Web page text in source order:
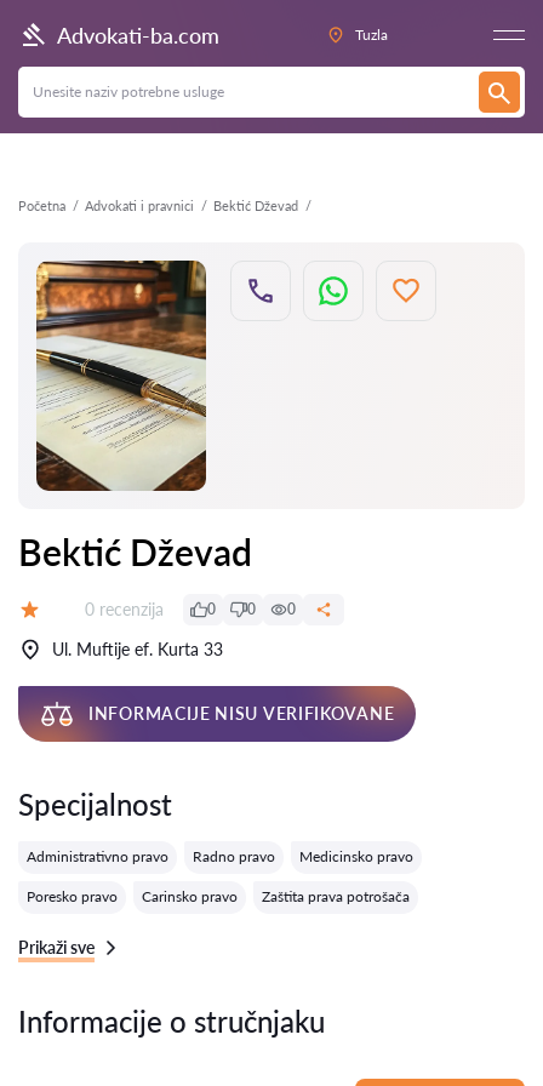
Advokati-ba.com Tuzla
Početna Advokati i pravnici Bektić Dževad
Nazad
Bektić Dževad
Recenzija:
0 recenzija 0 0 0
Ul. Muftije ef. Kurta 33
INFORMACIJE NISU VERIFIKOVANE
Specijalnost
Administrativno pravo Radno pravo Medicinsko pravo
Poresko pravo Carinsko pravo Zaštita prava potrošača
Prikaži sve
Informacije o stručnjaku